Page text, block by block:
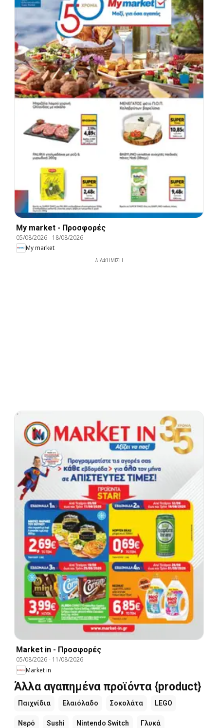
My market - Προσφορές
05/08/2026- 18/08/2026
My market
ΔΙΑΦΉΜΙΣΗ
Market in - Προσφορές
05/08/2026- 11/08/2026
Market in
Άλλα αγαπημένα προϊόντα {product}
Παιχνίδια Ελαιόλαδο Σοκολάτα LEGO
Νερό Sushi Nintendo Switch Γλυκά